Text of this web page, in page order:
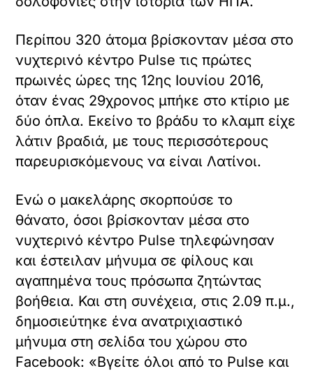
Περίπου 320 άτομα βρίσκονταν μέσα στο
νυχτερινό κέντρο Pulse τις πρώτες
πρωινές ώρες της 12ης Ιουνίου 2016,
όταν ένας 29χρονος μπήκε στο κτίριο με
δύο όπλα. Εκείνο το βράδυ το κλαμπ είχε
λάτιν βραδιά, με τους περισσότερους
παρευρισκόμενους να είναι Λατίνοι.
Ενώ ο μακελάρης σκορπούσε το
θάνατο, όσοι βρίσκονταν μέσα στο
νυχτερινό κέντρο Pulse τηλεφώνησαν
και έστειλαν μήνυμα σε φίλους και
αγαπημένα τους πρόσωπα ζητώντας
βοήθεια. Και στη συνέχεια, στις 2.09 π.μ.,
δημοσιεύτηκε ένα ανατριχιαστικό
μήνυμα στη σελίδα του χώρου στο
Facebook: «Βγείτε όλοι από το Pulse και